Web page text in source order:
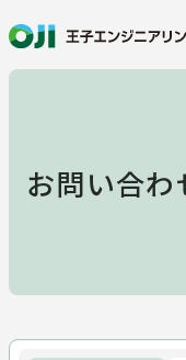
当社の特徴
事業・サービス
製品・ソリュー
お問い合わ